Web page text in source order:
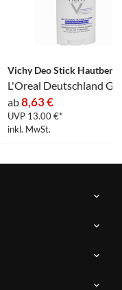
ab8,63 €
UVP 13.00 €*
inkl. MwSt.